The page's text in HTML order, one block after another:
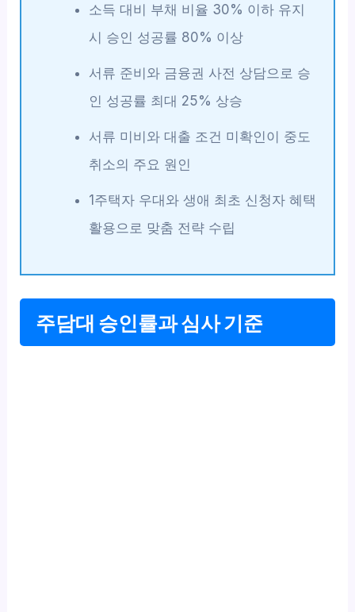
소득 대비 부채 비율 30% 이하 유지
시 승인 성공률 80% 이상
서류 준비와 금융권 사전 상담으로 승
인 성공률 최대 25% 상승
서류 미비와 대출 조건 미확인이 중도
취소의 주요 원인
1주택자 우대와 생애 최초 신청자 혜택
활용으로 맞춤 전략 수립
주담대 승인률과 심사 기준